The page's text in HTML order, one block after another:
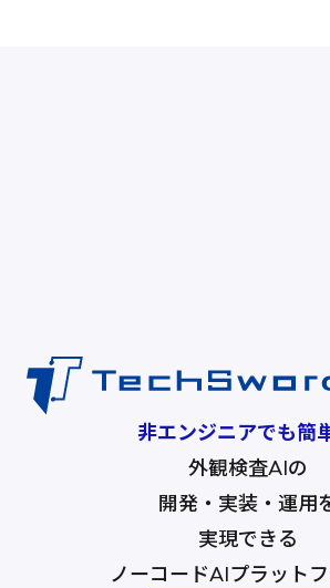
非エンジニアでも簡
外観検査AIの
開発・実装・運用
実現できる
ノーコードAIプラット